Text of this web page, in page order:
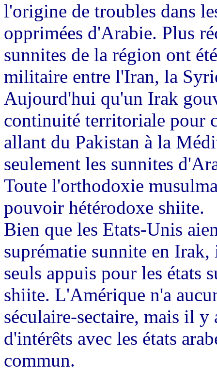
l'origine de troubles dans
opprimées d'Arabie. Plus
sunnites de la région ont
militaire entre l'Iran, la
Aujourd'hui qu'un Irak
continuité territoriale pour
allant du Pakistan à la
seulement les sunnites
Toute l'orthodoxie
pouvoir hétérodoxe shiite.
Bien que les Etats-Unis
suprématie sunnite en
seuls appuis pour les états
shiite. L'Amérique n'a
séculaire-sectaire, mais il y
d'intérêts avec les états
commun.